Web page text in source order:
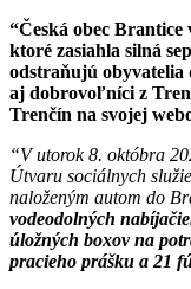
“Česká obec
ktoré zasiahla silná
odstraňujú obyvatelia
aj dobrovoľníci z
Trenčín na svojej
“V utorok 8. októbra
Útvaru sociálnych
naloženým autom do
vodeodolných
úložných boxov na
pracieho prášku a 21